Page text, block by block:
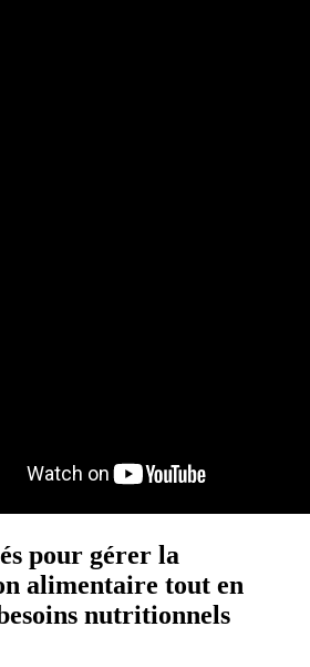
pour gérer la
alimentaire tout en
nutritionnels